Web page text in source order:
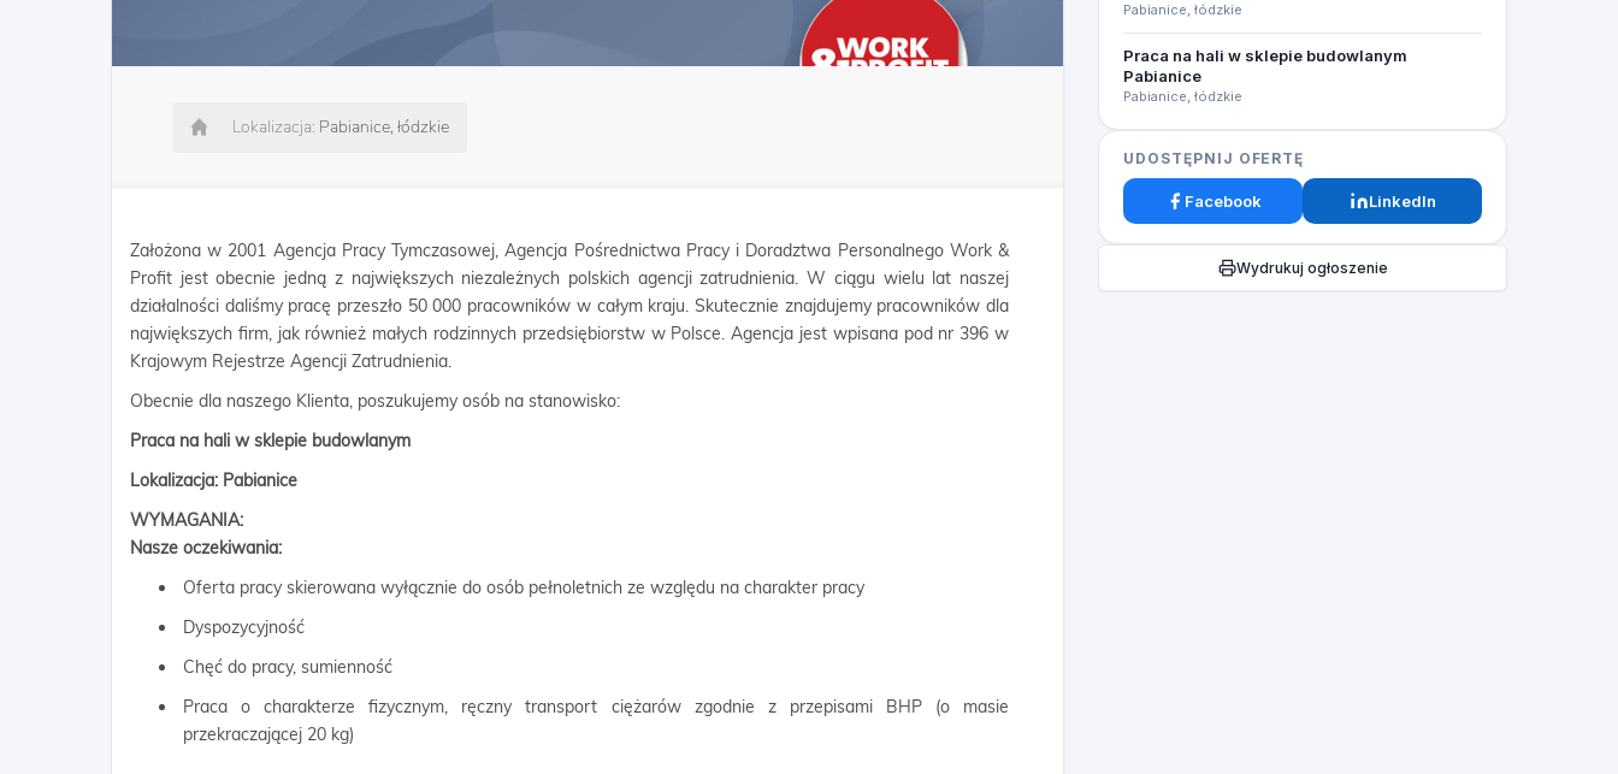
Lokalizacja: Pabianice, łódzkie
Założona w 2001 Agencja Pracy Tymczasowej, Agencja Pośrednictwa Pracy i Doradztwa Personalnego Work &
Profit jest obecnie jedną z największych niezależnych polskich agencji zatrudnienia. W ciągu wielu lat naszej
działalności daliśmy pracę przeszło 50 000 pracowników w całym kraju. Skutecznie znajdujemy pracowników dla
największych firm, jak również małych rodzinnych przedsiębiorstw w Polsce. Agencja jest wpisana pod nr 396 w
Krajowym Rejestrze Agencji Zatrudnienia.
Obecnie dla naszego Klienta, poszukujemy osób na stanowisko:
Praca na hali w sklepie budowlanym
Lokalizacja: Pabianice
WYMAGANIA:
Nasze oczekiwania:
Oferta pracy skierowana wyłącznie do osób pełnoletnich ze względu na charakter pracy
Dyspozycyjność
Chęć do pracy, sumienność
Praca o charakterze fizycznym, ręczny transport ciężarów zgodnie z przepisami BHP (o masie
przekraczającej 20 kg)
Pabianice, łódzkie
Praca na hali w sklepie budowlanym
Pabianice
Pabianice, łódzkie
UDOSTĘPNIJ OFERTĘ
Facebook LinkedIn
Wydrukuj ogłoszenie